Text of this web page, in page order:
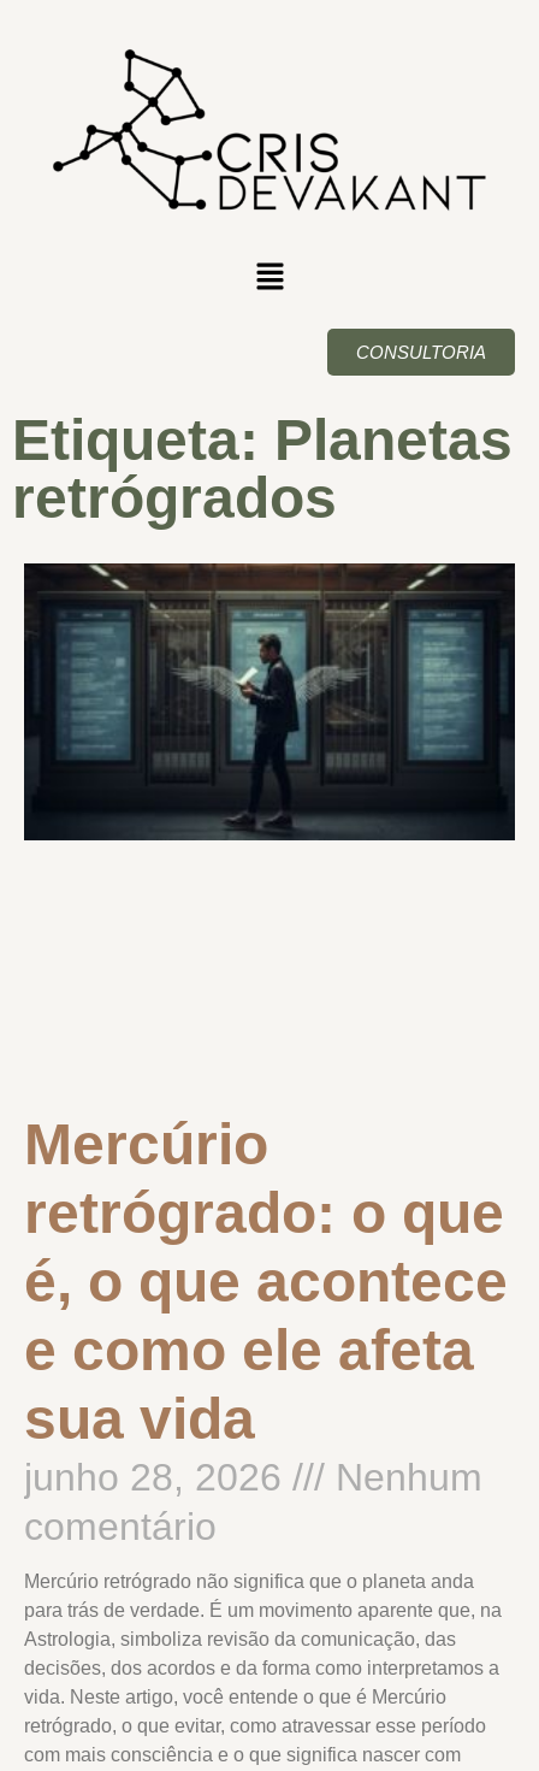
CONSULTORIA
Etiqueta: Planetas
retrógrados
Mercúrio
retrógrado: o que
é, o que acontece
e como ele afeta
sua vida
junho 28, 2026
Nenhum
comentário
Mercúrio retrógrado não significa que o planeta anda
para trás de verdade. É um movimento aparente que, na
Astrologia, simboliza revisão da comunicação, das
decisões, dos acordos e da forma como interpretamos a
vida. Neste artigo, você entende o que é Mercúrio
retrógrado, o que evitar, como atravessar esse período
com mais consciência e o que significa nascer com